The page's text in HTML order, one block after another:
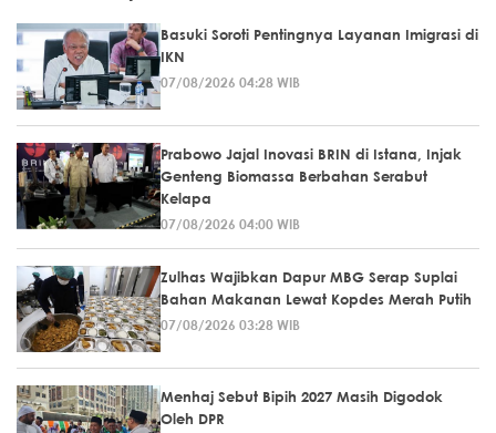
Basuki Soroti Pentingnya Layanan Imigrasi di
IKN
07/08/2026 04:28 WIB
Prabowo Jajal Inovasi BRIN di Istana, Injak
Genteng Biomassa Berbahan Serabut
Kelapa
07/08/2026 04:00 WIB
Zulhas Wajibkan Dapur MBG Serap Suplai
Bahan Makanan Lewat Kopdes Merah Putih
07/08/2026 03:28 WIB
Menhaj Sebut Bipih 2027 Masih Digodok
Oleh DPR